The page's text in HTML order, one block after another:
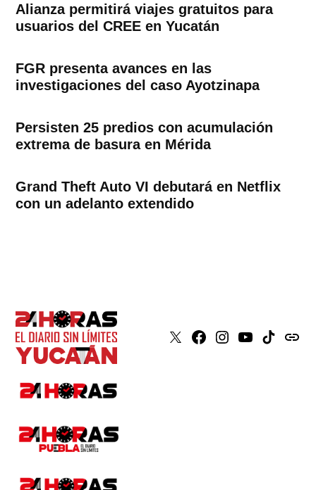
Alianza permitirá viajes gratuitos para
usuarios del CREE en Yucatán
FGR presenta avances en las
investigaciones del caso Ayotzinapa
Persisten 25 predios con acumulación
extrema de basura en Mérida
Grand Theft Auto VI debutará en Netflix
con un adelanto extendido
X Faceboook
Instagram
YoutubeTiktokissuu